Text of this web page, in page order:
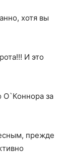
хотя вы
И это
О`Коннора за
прежде